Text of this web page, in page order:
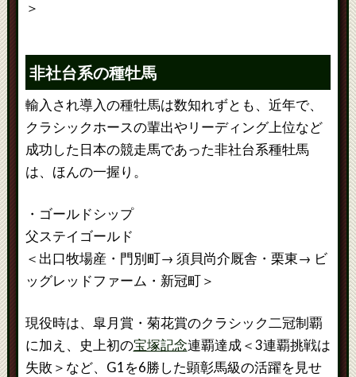
＞
非社台系の種牡馬
輸入され導入の種牡馬は数知れずとも、近年で、
クラシックホースの輩出やリーディング上位など
成功した日本の競走馬であった非社台系種牡馬
は、ほんの一握り。
・ゴールドシップ
父ステイゴールド
＜出口牧場産・門別町→ 須貝尚介厩舎・栗東→ ビ
ッグレッドファーム・新冠町＞
現役時は、皐月賞・菊花賞のクラシック二冠制覇
に加え、史上初の宝塚記念連覇達成＜3連覇挑戦は
失敗＞など、G1を6勝した顕彰馬級の活躍を見せ